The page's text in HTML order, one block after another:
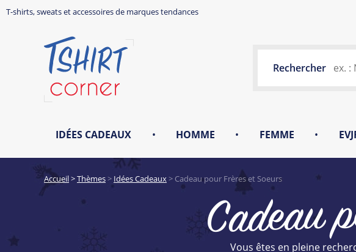
T-shirts, sweats et accessoires de marques tendances
Rechercher
IDÉES CADEAUX • HOMME • FEMME •
Accueil>Thèmes> Idées Cadeaux> Cadeau pour Frères et Soeurs
Cadeau
Vous êtes en pleine